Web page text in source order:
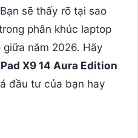
sẽ thấy rõ tại sao
phân khúc laptop
năm 2026. Hãy
X9 14 Aura Edition
đầu tư của bạn hay